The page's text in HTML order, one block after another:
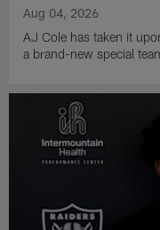
Aug 04, 2026
AJ Cole has taken it
a brand-new special